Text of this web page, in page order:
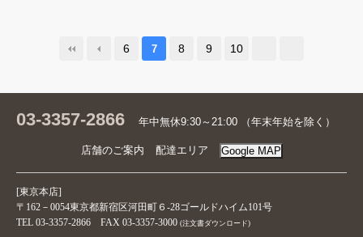
会
認
今注
文す
50分
6 7 8 9 10
03-3357-2866 年中無休9:30～21:00 （年末年始を除く）
店舗のご案内 配達エリア Google MAP
[東京本店]
〒162－0054東京都新宿区河田町６-28ゴールドハイム101号
TEL 03-3357-2866 FAX 03-3357-3000 (注文書ダウンロード)